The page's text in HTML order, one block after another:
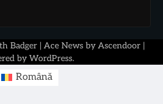
Badger| Ace News by Ascendoor|
by WordPress.
Română